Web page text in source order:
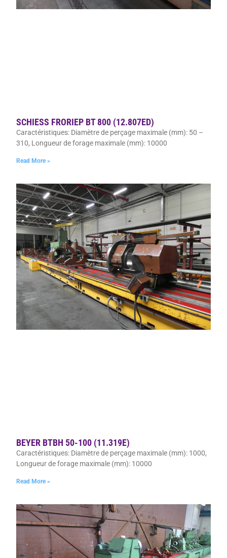
SCHIESS FRORIEP BT 800 (12.807ED)
Caractéristiques: Diamètre de perçage maximale (mm): 50 –
310, Longueur de forage maximale (mm): 10000
Read More »
BEYER BTBH 50-100 (11.319E)
Caractéristiques: Diamètre de perçage maximale (mm): 1000,
Longueur de forage maximale (mm): 10000
Read More »